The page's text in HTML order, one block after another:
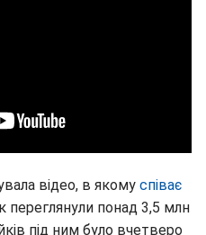
відео, в якому співає
переглянули понад 3,5 млн
під ним було вчетверо